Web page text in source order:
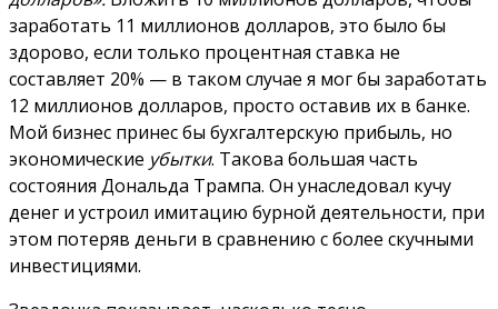
заработать 11 миллионов долларов, это было бы
здорово, если только процентная ставка не
составляет 20% — в таком случае я мог бы заработать
12 миллионов долларов, просто оставив их в банке.
Мой бизнес принес бы бухгалтерскую прибыль, но
экономические убытки. Такова большая часть
состояния Дональда Трампа. Он унаследовал кучу
денег и устроил имитацию бурной деятельности, при
этом потеряв деньги в сравнению с более скучными
инвестициями.